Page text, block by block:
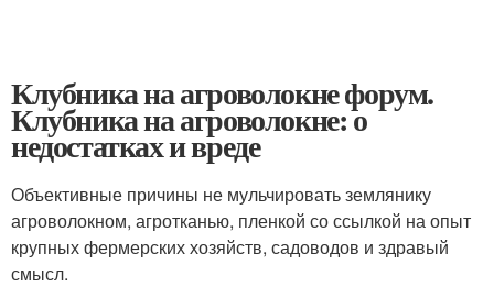
Клубника на агроволокне форум.
Клубника на агроволокне: о
недостатках и вреде
Объективные причины не мульчировать землянику
агроволокном, агротканью, пленкой со ссылкой на опыт
крупных фермерских хозяйств, садоводов и здравый
смысл.